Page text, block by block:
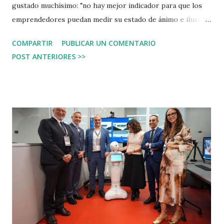
gustado muchísimo: "no hay mejor indicador para que los
emprendedores puedan medir su estado de ánimo e ilusión
completo puede leerse en el siguiente enlace, aunque hacer
referencia a muchas cosas en una misma publicación, la
avances y los cambios, debería revisarse también el precio,
es un estupendo indicador para validar la ruta.
COMPARTIR
PUBLICAR UN COMENTARIO
POST ANTERIORES >>